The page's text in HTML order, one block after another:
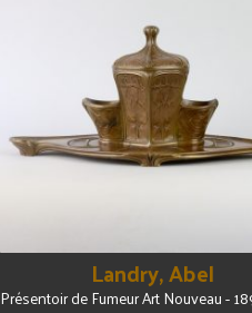
Landry, Abel
Présentoir de Fumeur Art Nouveau -